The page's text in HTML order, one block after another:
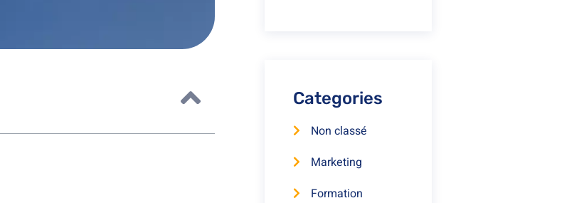
Categories
Non classé
Marketing
Formation